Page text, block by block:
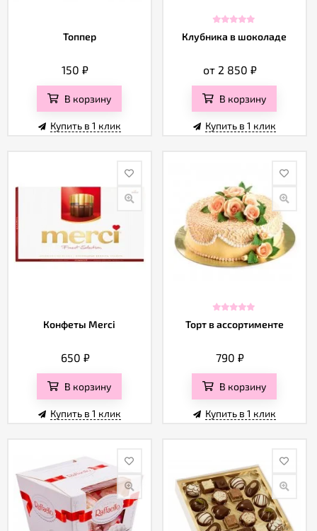
Топпер
150₽
В корзину
Купить в 1 клик
Клубника в шоколаде
от 2 850₽
В корзину
Купить в 1 клик
Конфеты Merci
650 ₽
В корзину
Купить в 1 клик
Торт в ассортименте
790₽
В корзину
Купить в 1 клик